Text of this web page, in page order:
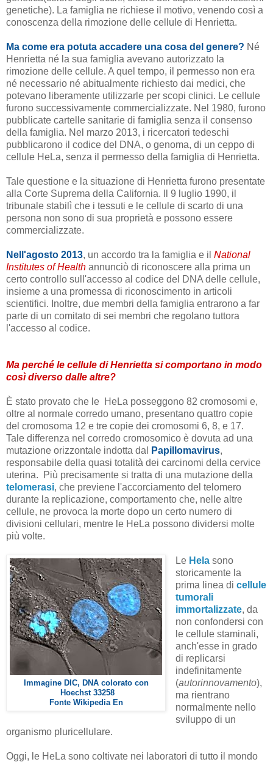
genetiche). La famiglia ne richiese il motivo, venendo così a
conoscenza della rimozione delle cellule di Henrietta.
Ma come era potuta accadere una cosa del genere? Né
Henrietta né la sua famiglia avevano autorizzato la
rimozione delle cellule. A quel tempo, il permesso non era
né necessario né abitualmente richiesto dai medici, che
potevano liberamente utilizzarle per scopi clinici. Le cellule
furono successivamente commercializzate. Nel 1980, furono
pubblicate cartelle sanitarie di famiglia senza il consenso
della famiglia. Nel marzo 2013, i ricercatori tedeschi
pubblicarono il codice del DNA, o genoma, di un ceppo di
cellule HeLa, senza il permesso della famiglia di Henrietta.
Tale questione e la situazione di Henrietta furono presentate
alla Corte Suprema della California. Il 9 luglio 1990, il
tribunale stabilì che i tessuti e le cellule di scarto di una
persona non sono di sua proprietà e possono essere
commercializzate.
Nell'agosto 2013, un accordo tra la famiglia e il National
Institutes of Health annunciò di riconoscere alla prima un
certo controllo sull'accesso al codice del DNA delle cellule,
insieme a una promessa di riconoscimento in articoli
scientifici. Inoltre, due membri della famiglia entrarono a far
parte di un comitato di sei membri che regolano tuttora
l'accesso al codice.
Ma perché le cellule di Henrietta si comportano in modo
così diverso dalle altre?
È stato provato che le HeLa posseggono 82 cromosomi e,
oltre al normale corredo umano, presentano quattro copie
del cromosoma 12 e tre copie dei cromosomi 6, 8, e 17.
Tale differenza nel corredo cromosomico è dovuta ad una
mutazione orizzontale indotta dal
Papillomavirus,
responsabile della quasi totalità dei carcinomi della cervice
uterina. Più precisamente si tratta di una mutazione della
telomerasi, che previene l'accorciamento del telomero
durante la replicazione, comportamento che, nelle altre
cellule, ne provoca la morte dopo un certo numero di
divisioni cellulari, mentre le HeLa possono dividersi molte
più volte.
Immagine DIC, DNA colorato con
Hoechst 33258
Fonte Wikipedia En
Le Helasono
storicamente la
prima linea di cellule
tumorali
immortalizzate, da
non confondersi con
le cellule staminali,
anch'esse in grado
di replicarsi
indefinitamente
(autorinnovamento),
ma rientrano
normalmente nello
sviluppo di un
organismo pluricellulare.
Oggi, le HeLa sono coltivate nei laboratori di tutto il mondo